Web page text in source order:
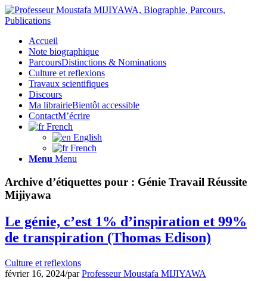
Accueil
Note biographique
ParcoursDistinctions & Nominations
Culture et reflexions
Travaux scientifiques
Discours
Ma librairieBientôt accessible
ContactM’écrire
French
English
French
Menu Menu
Archive d’étiquettes pour : Génie Travail Réussite
Mijiyawa
Le génie, c’est 1% d’inspiration et 99%
de transpiration (Thomas Edison)
Culture et reflexions
février 16, 2024/parProfesseur Moustafa MIJIYAWA